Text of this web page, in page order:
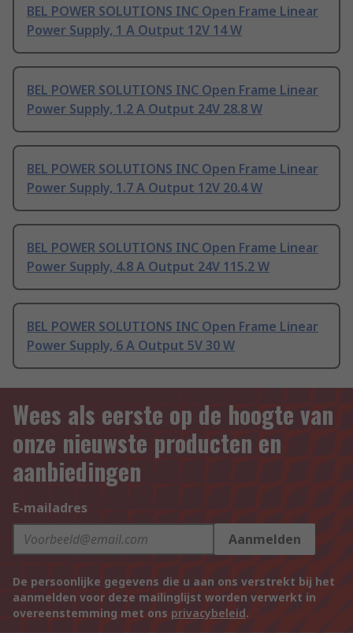
BEL POWER SOLUTIONS INC Open Frame Linear
Power Supply, 1 A Output 12V 14 W
BEL POWER SOLUTIONS INC Open Frame Linear
Power Supply, 1.2 A Output 24V 28.8 W
BEL POWER SOLUTIONS INC Open Frame Linear
Power Supply, 1.7 A Output 12V 20.4 W
BEL POWER SOLUTIONS INC Open Frame Linear
Power Supply, 4.8 A Output 24V 115.2 W
BEL POWER SOLUTIONS INC Open Frame Linear
Power Supply, 6 A Output 5V 30 W
Wees als eerste op de hoogte van
onze nieuwste producten en
aanbiedingen
E-mailadres
Aanmelden
De persoonlijke gegevens die u aan ons verstrekt bij het
aanmelden voor deze mailinglijst worden verwerkt in
overeenstemming met ons privacybeleid.